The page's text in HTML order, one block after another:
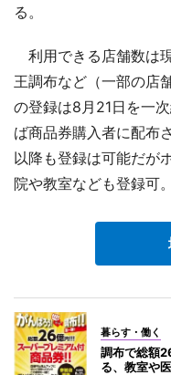
る。
利用できる店舗数は
王調布など（一部の店
の登録は8月21日を一
ば商品券購入者に配布
以降も登録は可能だが
院や教室なども登録可。
暮らす・働く
調布で総額
る、教室や